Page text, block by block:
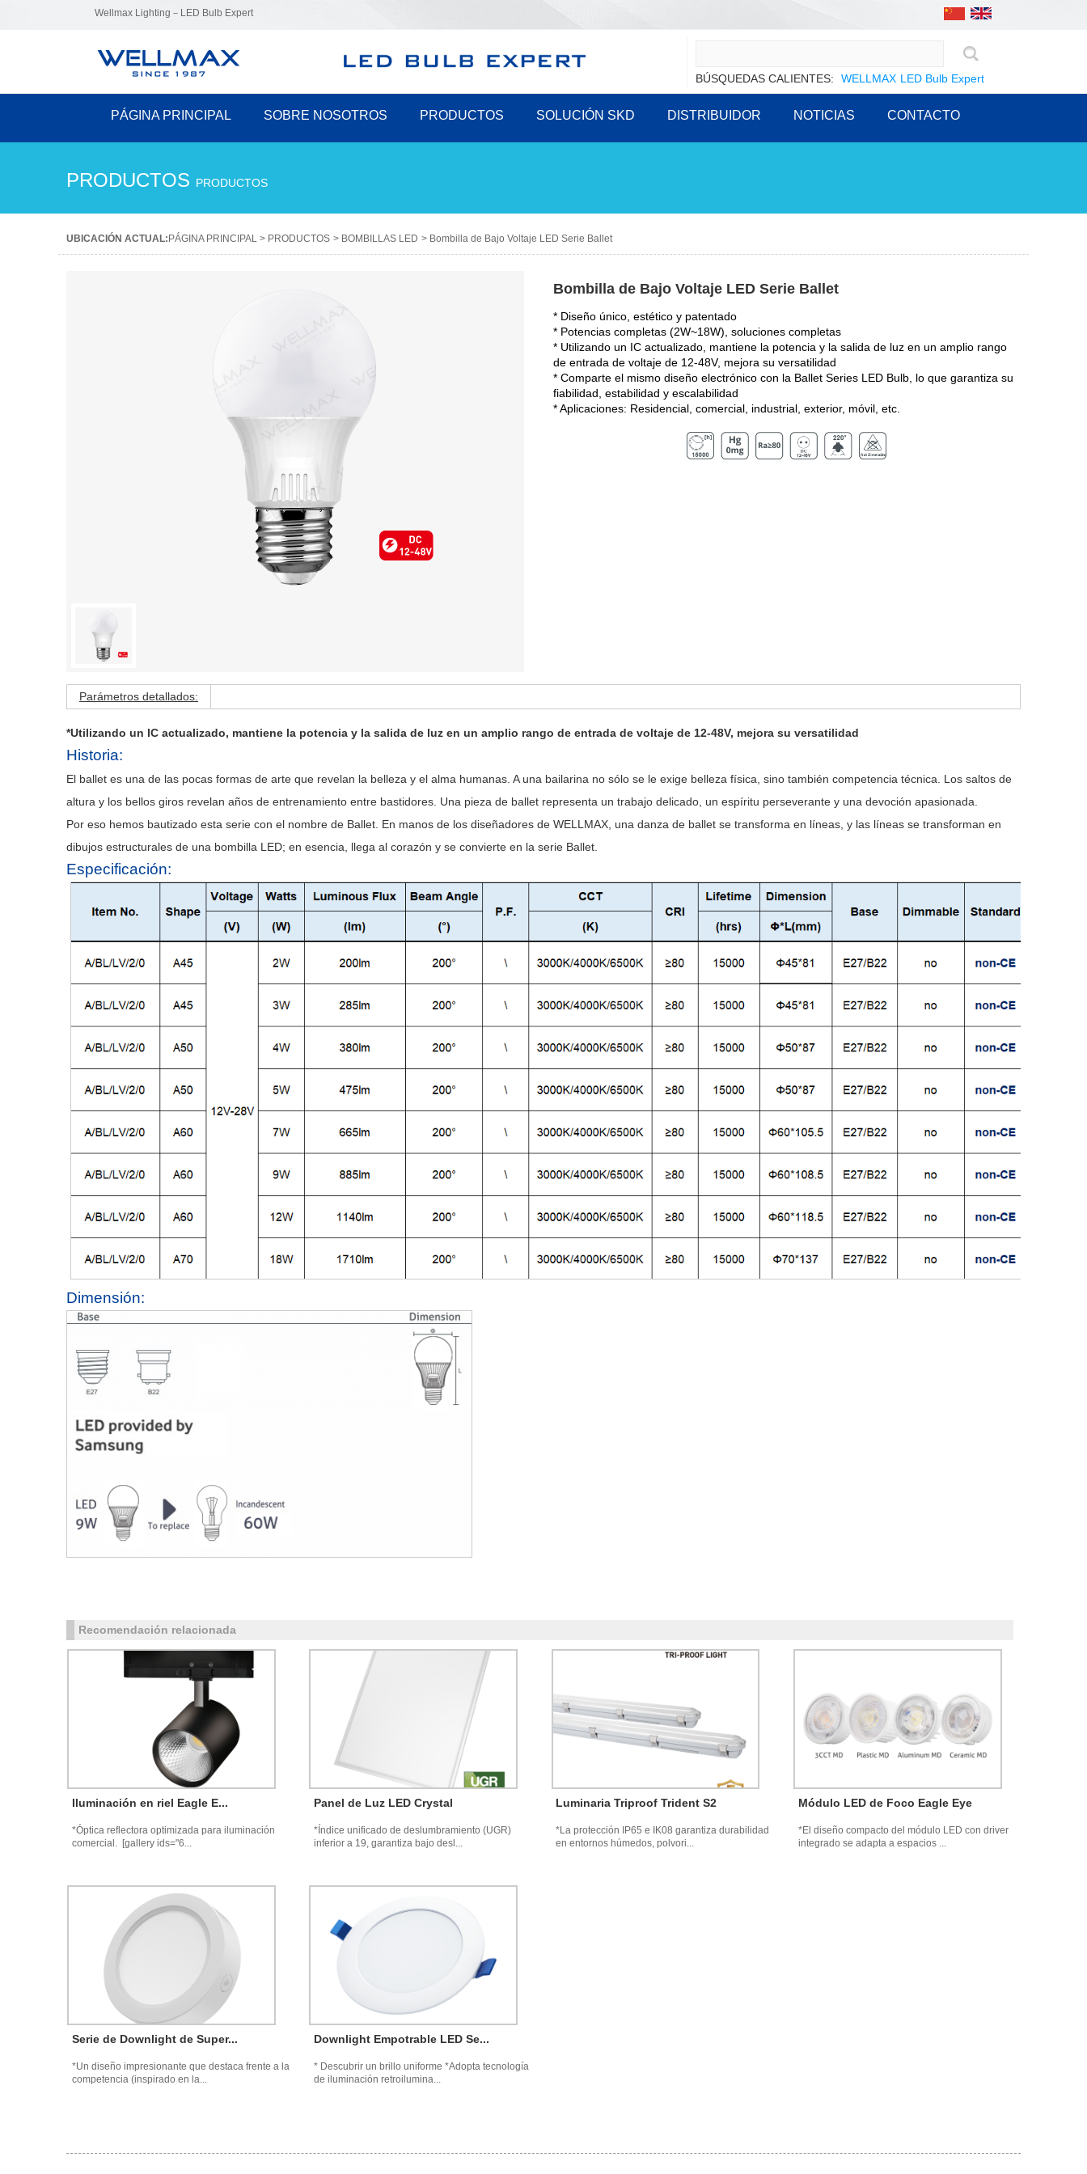
Wellmax Lighting－LED Bulb Expert
BÚSQUEDAS CALIENTES: WELLMAX LED Bulb Expert
PÁGINA PRINCIPAL SOBRE NOSOTROS PRODUCTOS SOLUCIÓN SKD DISTRIBUIDOR NOTICIAS CONTACTO
PRODUCTOS PRODUCTOS
UBICACIÓN ACTUAL: PÁGINA PRINCIPAL > PRODUCTOS > BOMBILLAS LED > Bombilla de Bajo Voltaje LED Serie Ballet
Bombilla de Bajo Voltaje LED Serie Ballet
* Diseño único, estético y patentado
* Potencias completas (2W~18W), soluciones completas
* Utilizando un IC actualizado, mantiene la potencia y la salida de luz en un amplio rango
de entrada de voltaje de 12-48V, mejora su versatilidad
* Comparte el mismo diseño electrónico con la Ballet Series LED Bulb, lo que garantiza su
fiabilidad, estabilidad y escalabilidad
* Aplicaciones: Residencial, comercial, industrial, exterior, móvil, etc.
Parámetros detallados:
*Utilizando un IC actualizado, mantiene la potencia y la salida de luz en un amplio rango de entrada de voltaje de 12-48V, mejora su versatilidad
Historia:
El ballet es una de las pocas formas de arte que revelan la belleza y el alma humanas. A una bailarina no sólo se le exige belleza física, sino también competencia técnica. Los saltos de
altura y los bellos giros revelan años de entrenamiento entre bastidores. Una pieza de ballet representa un trabajo delicado, un espíritu perseverante y una devoción apasionada.
Por eso hemos bautizado esta serie con el nombre de Ballet. En manos de los diseñadores de WELLMAX, una danza de ballet se transforma en líneas, y las líneas se transforman en
dibujos estructurales de una bombilla LED; en esencia, llega al corazón y se convierte en la serie Ballet.
Especificación:
Dimensión:
Recomendación relacionada
Iluminación en riel Eagle E...
*Óptica reflectora optimizada para iluminación
comercial. [gallery ids="6...
Panel de Luz LED Crystal
*Índice unificado de deslumbramiento (UGR)
inferior a 19, garantiza bajo desl...
Luminaria Triproof Trident S2
*La protección IP65 e IK08 garantiza durabilidad
en entornos húmedos, polvori...
Módulo LED de Foco Eagle Eye
*El diseño compacto del módulo LED con driver
integrado se adapta a espacios ...
Serie de Downlight de Super...
*Un diseño impresionante que destaca frente a la
competencia (inspirado en la...
Downlight Empotrable LED Se...
* Descubrir un brillo uniforme *Adopta tecnología
de iluminación retroilumina...